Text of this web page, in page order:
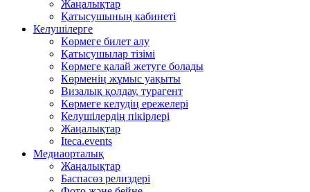
Жаңалықтар
Қатысушының кабинеті
Келушілерге
Көрмеге билет алу
Қатысушылар тізімі
Көрмеге қалай жетуге болады
Көрменің жұмыс уақыты
Визалық қолдау, турагент
Көрмеге келудің ережелері
Келушілердің пікірлері
Жаңалықтар
Iteca.events
Медиаорталық
Жаңалықтар
Баспасөз релиздері